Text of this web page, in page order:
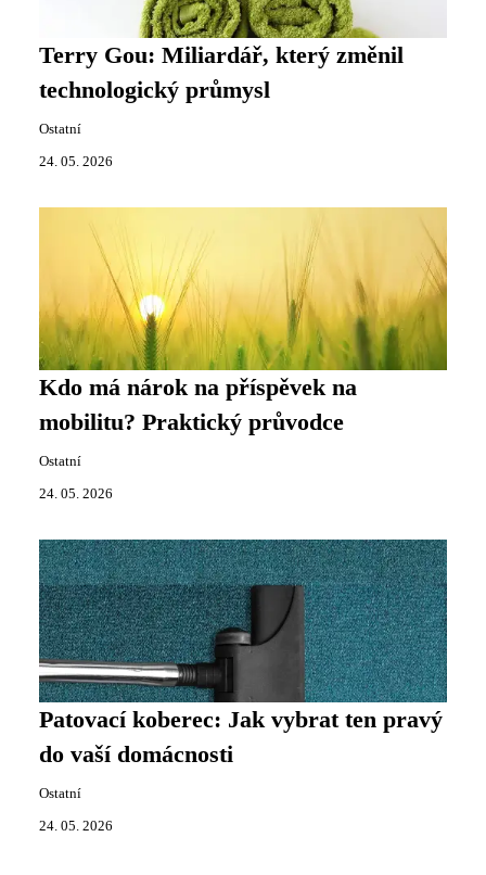
Terry Gou: Miliardář, který změnil
technologický průmysl
Ostatní
24. 05. 2026
Kdo má nárok na příspěvek na
mobilitu? Praktický průvodce
Ostatní
24. 05. 2026
Patovací koberec: Jak vybrat ten pravý
do vaší domácnosti
Ostatní
24. 05. 2026